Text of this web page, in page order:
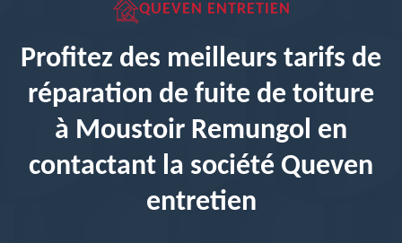
QUEVEN ENTRETIEN
Profitez des meilleurs tarifs de
réparation de fuite de toiture
à Moustoir Remungol en
contactant la société Queven
entretien